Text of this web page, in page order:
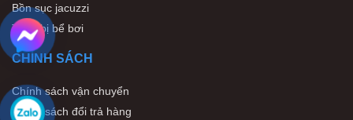
Bồn sục jacuzzi
Thiết bị bể bơi
CHÍNH SÁCH
Chính sách vận chuyển
Chính sách đổi trả hàng